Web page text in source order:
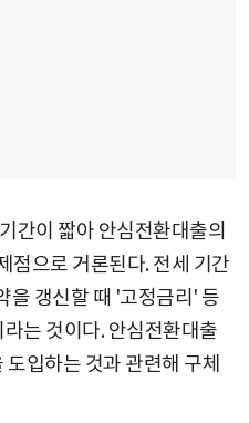
간이 짧아 안심전환대출의
점으로 거론된다. 전세 기간
을 갱신할 때 '고정금리' 등
는 것이다. 안심전환대출
입하는 것과 관련해 구체